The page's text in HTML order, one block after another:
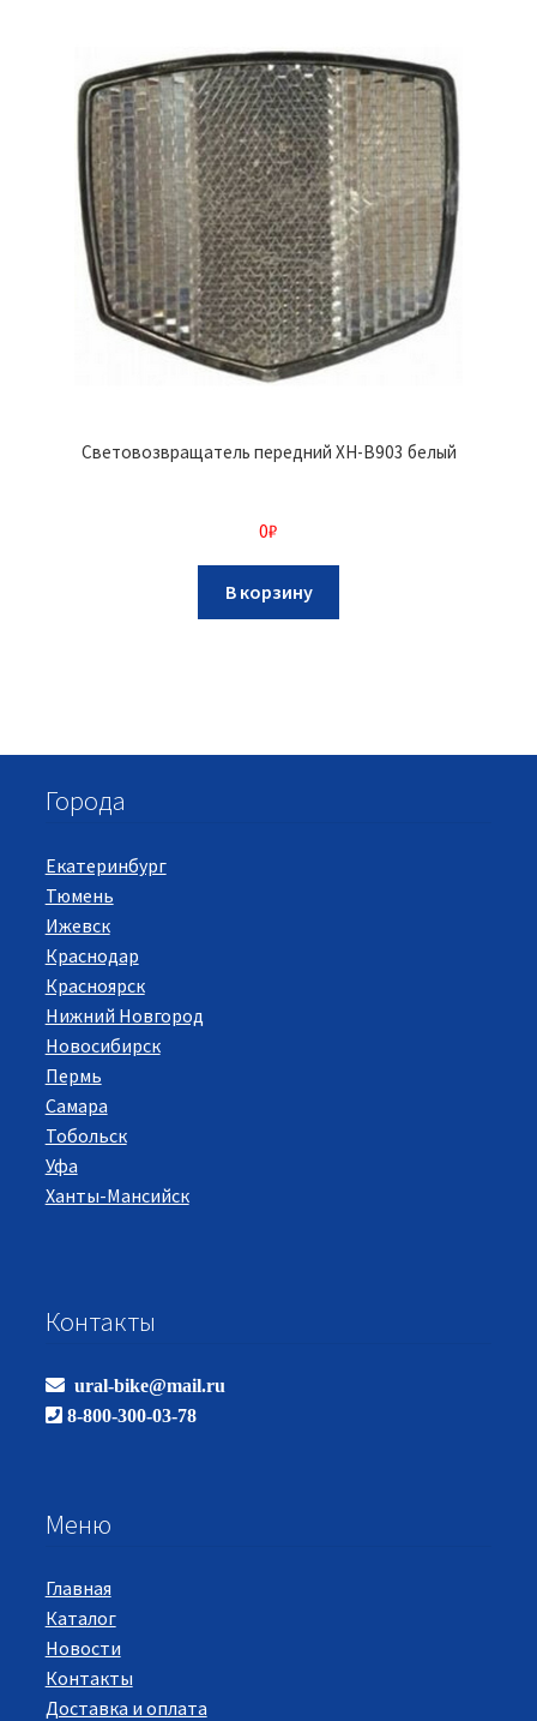
Световозвращатель передний XH-B903 белый
0₽
В корзину
Города
Екатеринбург
Тюмень
Ижевск
Краснодар
Красноярск
Нижний Новгород
Новосибирск
Пермь
Самара
Тобольск
Уфа
Ханты-Мансийск
Контакты
ural-bike@mail.ru
8-800-300-03-78
Меню
Главная
Каталог
Новости
Контакты
Доставка и оплата